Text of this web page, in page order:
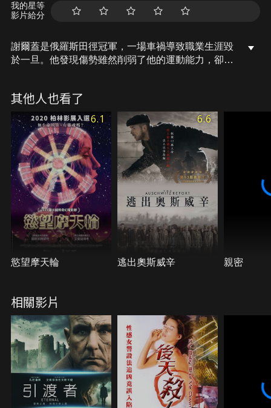
我的星等
影片給分
謝爾蓋是俄羅斯田徑冠軍，一場車禍導致職業生涯毀
於一旦。他發現傷勢雖然削弱了他的運動能力，卻也
殺害女性的瘋狂殺手。然而不知為何，所有的受害者
都與謝爾蓋有關。他必須運用自己的新能力，來將凶
手繩之以法。
其他人也看了
6.1
慾望摩天輪
6.6
逃出奧斯威辛 親密
相關影片